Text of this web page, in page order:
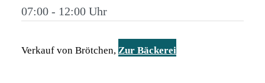
07:00 - 12:00
Verkauf von Brötchen, Zur Bäckerei